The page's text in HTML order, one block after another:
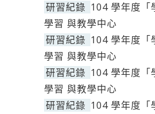
研習紀錄 104 學年度「
學習 與教學中心
研習紀錄 104 學年度「
學習 與教學中心
研習紀錄 104 學年度「
學習 與教學中心
研習紀錄 104 學年度「